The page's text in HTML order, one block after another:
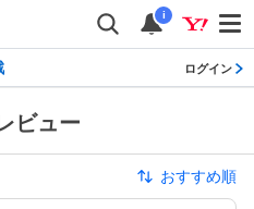
i
ログイン
ビュー
おすすめ順